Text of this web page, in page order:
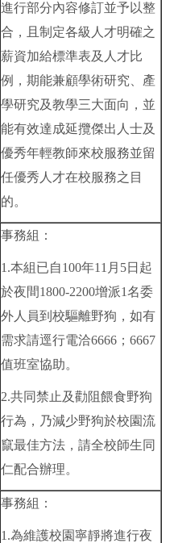
進行部分內容修訂並予以整
合，且制定各級人才明確之
薪資加給標準表及人才比
例，期能兼顧學術研究、產
學研究及教學三大面向，並
能有效達成延攬傑出人士及
優秀年輕教師來校服務並留
任優秀人才在校服務之目
的。
事務組：
1.本組已自100年11月5日起
於夜間1800-2200增派1名委
外人員到校驅離野狗，如有
需求請逕行電洽6666；6667
值班室協助。
2.共同禁止及勸阻餵食野狗
行為，乃減少野狗於校園流
竄最佳方法，請全校師生同
仁配合辦理。
事務組：
1.為維護校園寧靜將進行夜